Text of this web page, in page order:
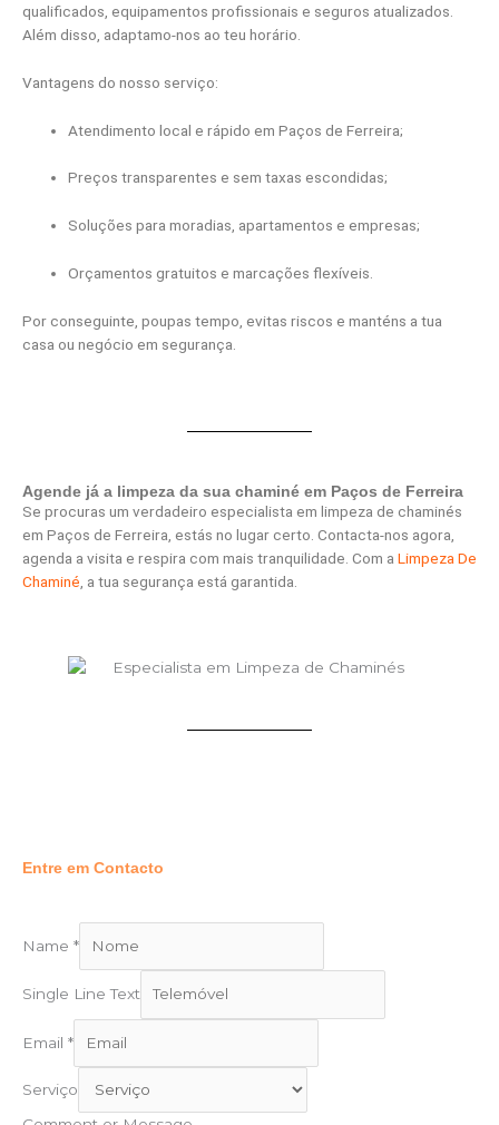
qualificados, equipamentos profissionais e seguros atualizados.
Além disso, adaptamo-nos ao teu horário.
Vantagens do nosso serviço:
Atendimento local e rápido em Paços de Ferreira;
Preços transparentes e sem taxas escondidas;
Soluções para moradias, apartamentos e empresas;
Orçamentos gratuitos e marcações flexíveis.
Por conseguinte, poupas tempo, evitas riscos e manténs a tua
casa ou negócio em segurança.
Agende já a limpeza da sua chaminé em Paços de Ferreira
Se procuras um verdadeiro especialista em limpeza de chaminés
em Paços de Ferreira, estás no lugar certo. Contacta-nos agora,
agenda a visita e respira com mais tranquilidade. Com a Limpeza De
Chaminé , a tua segurança está garantida.
Entre em Contacto
Name *
Single Line Text
Email *
Serviço